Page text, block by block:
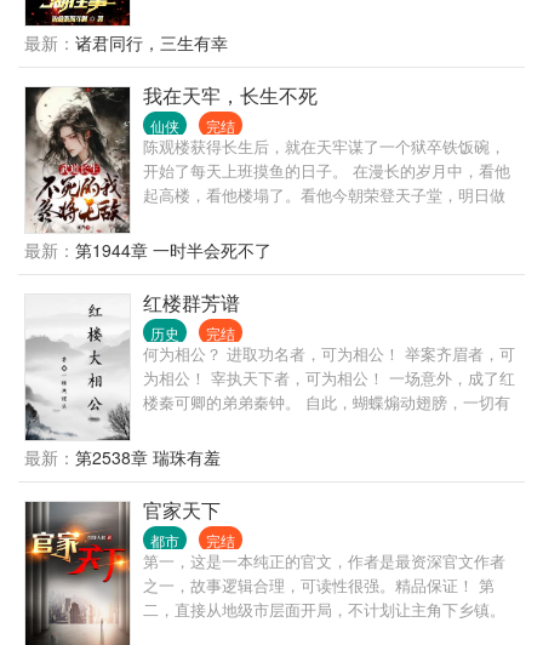
徒，也曾在声势巅峰之时，整个西南无人争锋。 也曾
锒铛入狱，三进三出，还完自己所有罪孽。 这是我的
故事，也是一个老江湖混子的回忆录，自白书。
最新： 诸君同行，三生有幸
我在天牢，长生不死
仙侠 完结
陈观楼获得长生后，就在天牢谋了一个狱卒铁饭碗，
开始了每天上班摸鱼的日子。 在漫长的岁月中，看他
起高楼，看他楼塌了。看他今朝荣登天子堂，明日做
贵，看他国破家亡。 变化的是岁月人生，不变的是长
生岁月。陈观楼熬死了宗师，熬死了大宗师，熬死了
一个个大佬，终究成为无敌的存在。
最新： 第1944章 一时半会死不了
红楼群芳谱
历史 完结
何为相公？ 进取功名者，可为相公！ 举案齐眉者，可
为相公！ 宰执天下者，可为相公！ 一场意外，成了红
楼秦可卿的弟弟秦钟。 自此，蝴蝶煽动翅膀，一切有
最新： 第2538章 瑞珠有羞
官家天下
都市 完结
第一，这是一本纯正的官文，作者是最资深官文作者
之一，故事逻辑合理，可读性很强。精品保证！ 第
二，直接从地级市层面开局，不计划让主角下乡镇。